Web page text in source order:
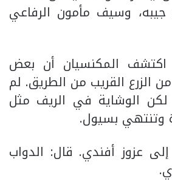
وسيف مأمون الرفاعي
اكتشف المكنسيان أن بعض
الزرع القريب من الطريق. لم
لكن الوشاية في الريف مثل
وتنتهي بسيول.
عزوز أفندي. قال: الدواب